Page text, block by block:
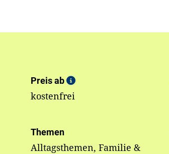
Preis ab
kostenfrei
Themen
Alltagsthemen, Familie &